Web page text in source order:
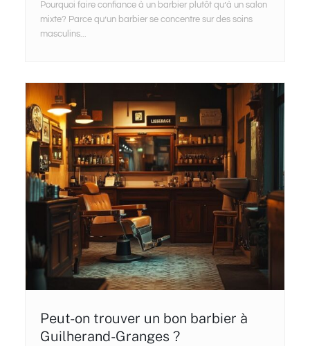
Pourquoi faire confiance à un barbier plutôt qu’à un salon
mixte? Parce qu’un barbier se concentre sur des soins
masculins...
Peut-on trouver un bon barbier à
Guilherand-Granges ?